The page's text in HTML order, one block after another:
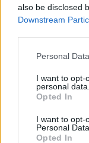
also be disclosed
Downstream
Personal
I want to opt-
personal data.
Opted In
I want to opt-
Personal Data.
Opted In